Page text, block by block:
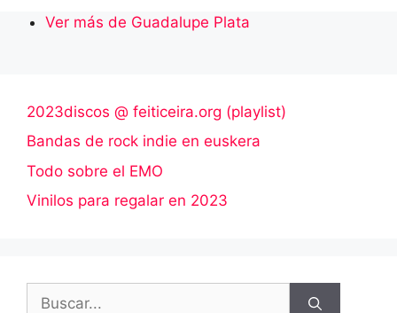
Ver más de Guadalupe Plata
2023discos @ feiticeira.org (playlist)
Bandas de rock indie en euskera
Todo sobre el EMO
Vinilos para regalar en 2023
Buscar: